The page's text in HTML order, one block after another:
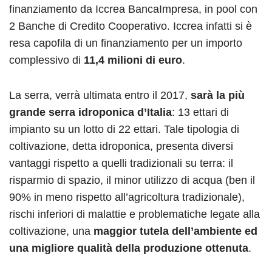
finanziamento da Iccrea BancaImpresa, in pool con
2 Banche di Credito Cooperativo. Iccrea infatti si è
resa capofila di un finanziamento per un importo
complessivo di 11,4 milioni di euro.
La serra, verrà ultimata entro il 2017, sarà la più
grande serra idroponica d’Italia: 13 ettari di
impianto su un lotto di 22 ettari. Tale tipologia di
coltivazione, detta idroponica, presenta diversi
vantaggi rispetto a quelli tradizionali su terra: il
risparmio di spazio, il minor utilizzo di acqua (ben il
90% in meno rispetto all’agricoltura tradizionale),
rischi inferiori di malattie e problematiche legate alla
coltivazione, una maggior tutela dell’ambiente ed
una migliore qualità della produzione ottenuta.